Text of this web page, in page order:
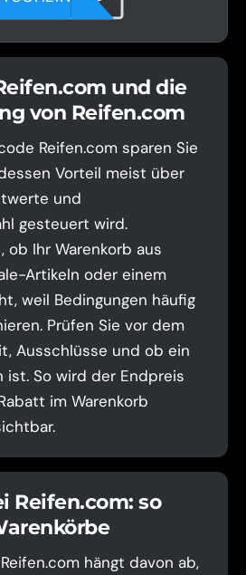
und die
von Reifen.com
Reifen.com sparen Sie
Vorteil meist über
und
gesteuert wird.
Ihr Warenkorb aus
Artikeln oder einem
weil Bedingungen häufig
Prüfen Sie vor dem
Ausschlüsse und ob ein
ist. So wird der Endpreis
im Warenkorb
Reifen.com: so
hängt davon ab,